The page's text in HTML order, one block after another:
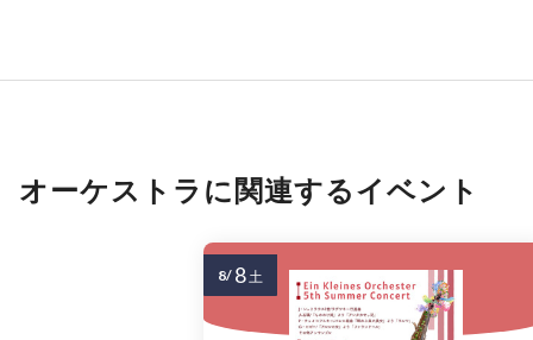
オーケストラに関連するイベント
8/ 8土